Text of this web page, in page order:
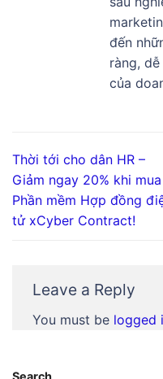
đến
ràng,
của
Thời tới cho dân HR –
Giảm ngay 20% khi mua
Phần mềm Hợp đồng
tử xCyber Contract!
Leave a Reply
You must be logged
Search